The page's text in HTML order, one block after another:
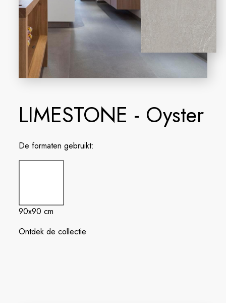
LIMESTONE - Oyster
De formaten gebruikt:
90x90 cm
Ontdek de collectie